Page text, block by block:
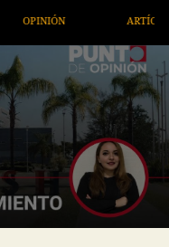
ARTÍCULOS